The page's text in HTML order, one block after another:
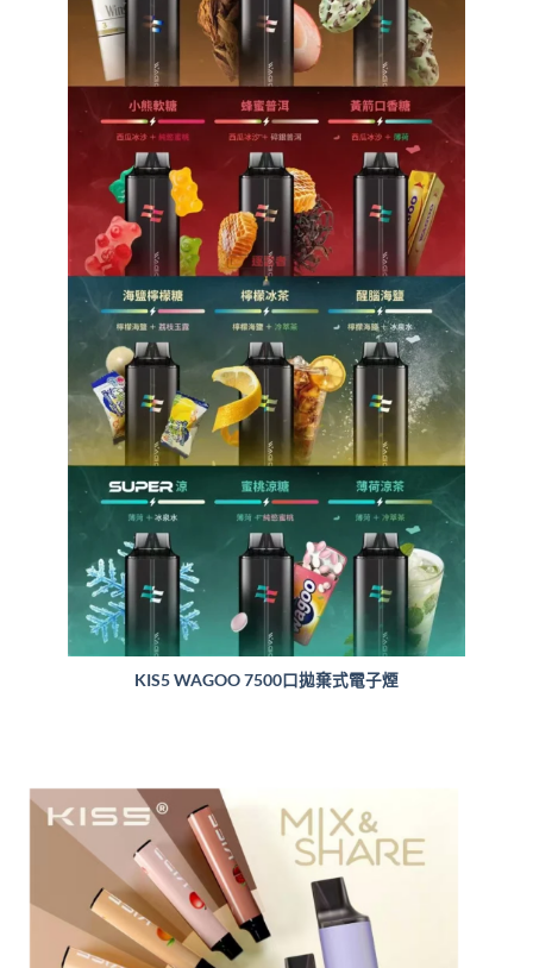
KIS5 WAGOO 7500口拋棄式電子煙